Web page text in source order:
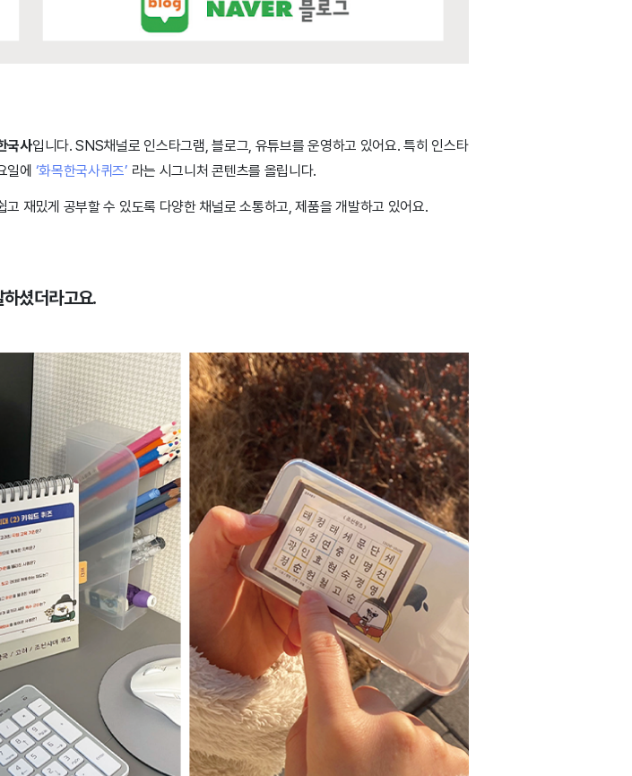
국사입니다. SNS채널로 인스타그램, 블로그, 유튜브를 운영하고 있어요. 특히 인스타
일에 ‘화목한국사퀴즈’ 라는 시그니처 콘텐츠를 올립니다.
재밌게 공부할 수 있도록 다양한 채널로 소통하고, 제품을 개발하고 있어요.
셨더라고요.